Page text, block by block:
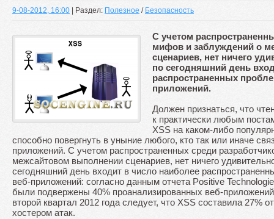
9-08-2012, 16:00 | Раздел: Полезное / Безопасность
С учетом
мифов и заблуждений о
сценариев, нет ничего
по сегодняшний день
распространенных
приложений.
Должен признаться, что
к практически любым
XSS на каком-либо
способно повергнуть в уныние любого, кто так или иначе
приложений. С учетом распространенных среди
межсайтовом выполнении сценариев, нет ничего
сегодняшний день входит в число наиболее
веб-приложений: согласно данным отчета Positive
были подвержены 40% проанализированных веб-
второй квартал 2012 года следует, что XSS составила 27%
хостером атак.